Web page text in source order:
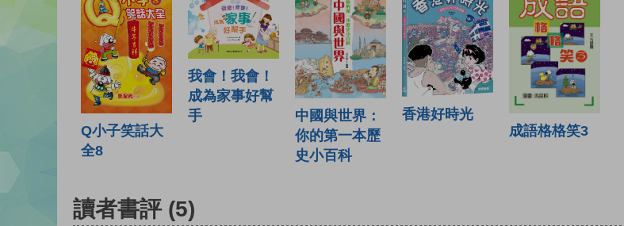
Q小子笑話大
全8
我會！我會！
成為家事好幫
手
中國與世界：
你的第一本歷
史小百科
香港好時光
成語格格笑3
讀者書評 (5)